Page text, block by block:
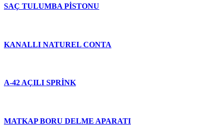
SAÇ TULUMBA PİSTONU
KANALLI NATUREL CONTA
A-42 AÇILI SPRİNK
MATKAP BORU DELME APARATI